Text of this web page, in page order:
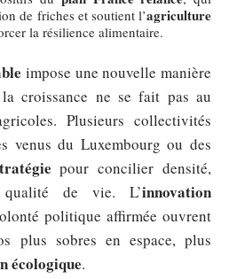
de friches et soutient l’agriculture
la résilience alimentaire.
impose une nouvelle manière
croissance ne se fait pas au
Plusieurs collectivités
venus du Luxembourg ou des
pour concilier densité,
de vie. L’innovation
politique affirmée ouvrent
plus sobres en espace, plus
écologique.